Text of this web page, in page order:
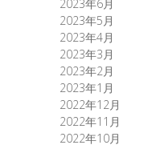
2023年6月
2023年5月
2023年4月
2023年3月
2023年2月
2023年1月
2022年12月
2022年11月
2022年10月